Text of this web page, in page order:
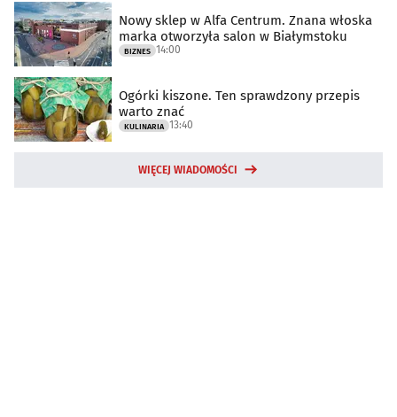
Nowy sklep w Alfa Centrum. Znana włoska
marka otworzyła salon w Białymstoku
BIZNES 14:00
Ogórki kiszone. Ten sprawdzony przepis
warto znać
KULINARIA 13:40
WIĘCEJ WIADOMOŚCI